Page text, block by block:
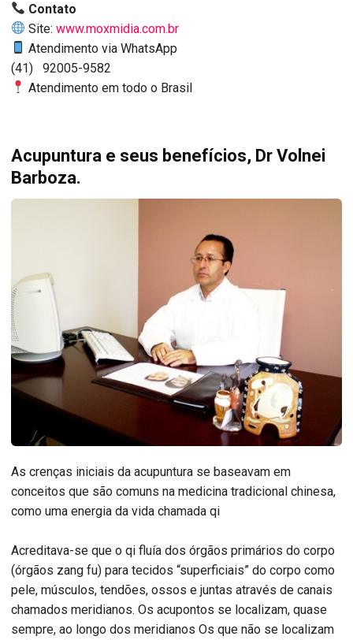
Contato
Site:www.moxmidia.com.br
Atendimento via WhatsApp
(41) 92005-9582
Atendimento em todo o Brasil
Acupuntura e seus benefícios, Dr Volnei
Barboza.
As crenças iniciais da acupuntura se baseavam em
conceitos que são comuns na medicina tradicional chinesa,
como uma energia da vida chamada qi
Acreditava-se que o qi fluía dos órgãos primários do corpo
(órgãos zang fu) para tecidos “superficiais” do corpo como
pele, músculos, tendões, ossos e juntas através de canais
chamados meridianos. Os acupontos se localizam, quase
sempre, ao longo dos meridianos Os que não se localizam